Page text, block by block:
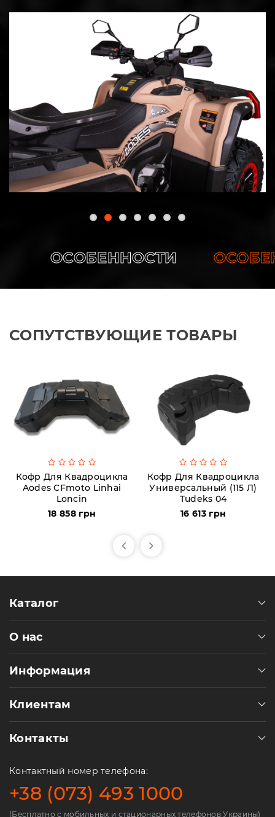
ОСОБЕННОСТИ
СОПУТСТВУЮЩИЕ ТОВАРЫ
Кофр Для Квадроцикла
Aodes CFmoto Linhai
Loncin
18 858 грн
Кофр Для Квадроцикла
Универсальный (115 Л)
Tudeks 04
16 613 грн
Каталог
О нас
Информация
Клиентам
Контакты
Контактный номер телефона:
+38 (073) 493 1000
(Бесплатно с мобильных и стационарных телефонов Украины)